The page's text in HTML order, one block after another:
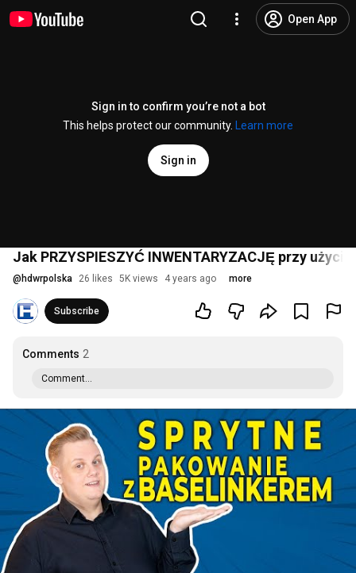
Open App
Sign in to confirm you’re not a bot
This helps protect our community.
Learn more
Sign in
Jak PRZYSPIESZYĆ INWENTARYZACJĘ przy
@ hdwrpolska 26 likes 5K views 4 years ago more
Subscribe
Comments 2
Comment...